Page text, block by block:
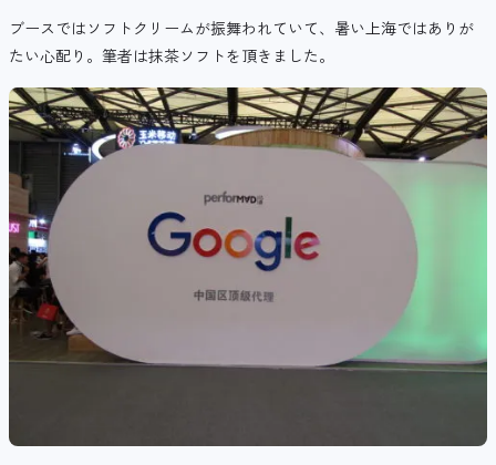
ブースではソフトクリームが振舞われていて、暑い上海ではありが
たい心配り。筆者は抹茶ソフトを頂きました。